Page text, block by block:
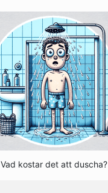
Vad kostar det att duscha?